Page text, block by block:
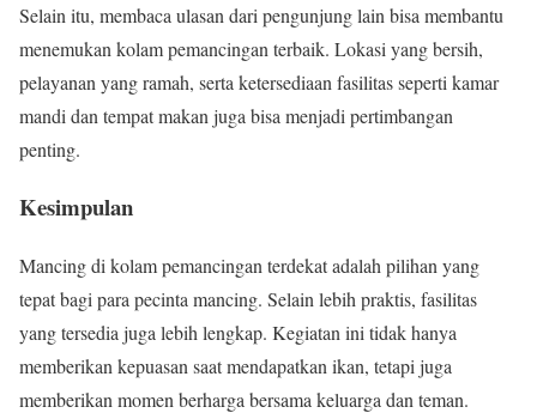
Selain itu, membaca ulasan dari pengunjung lain bisa membantu
menemukan kolam pemancingan terbaik. Lokasi yang bersih,
pelayanan yang ramah, serta ketersediaan fasilitas seperti kamar
mandi dan tempat makan juga bisa menjadi pertimbangan
penting.
Kesimpulan
Mancing di kolam pemancingan terdekat adalah pilihan yang
tepat bagi para pecinta mancing. Selain lebih praktis, fasilitas
yang tersedia juga lebih lengkap. Kegiatan ini tidak hanya
memberikan kepuasan saat mendapatkan ikan, tetapi juga
memberikan momen berharga bersama keluarga dan teman.